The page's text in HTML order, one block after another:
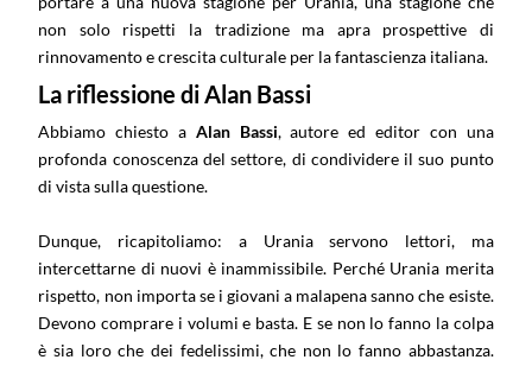
non solo rispetti la tradizione ma apra prospettive di
rinnovamento e crescita culturale per la fantascienza italiana.
La riflessione di Alan Bassi
Abbiamo chiesto a Alan Bassi, autore ed editor con una
profonda conoscenza del settore, di condividere il suo punto
di vista sulla questione.
Dunque, ricapitoliamo: a Urania servono lettori, ma
intercettarne di nuovi è inammissibile. Perché Urania merita
rispetto, non importa se i giovani a malapena sanno che esiste.
Devono comprare i volumi e basta. E se non lo fanno la colpa
è sia loro che dei fedelissimi, che non lo fanno abbastanza.